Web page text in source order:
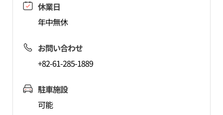
休業日
年中無休
お問い合わせ
+82-61-285-1889
駐車施設
可能